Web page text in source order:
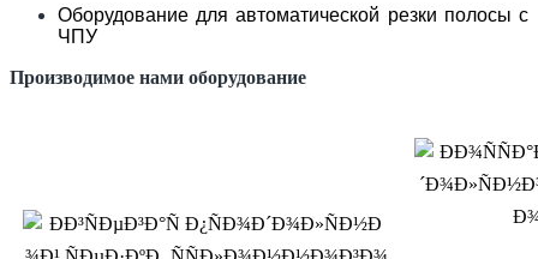
Оборудование для автоматической резки полосы с
ЧПУ
Производимое нами оборудование